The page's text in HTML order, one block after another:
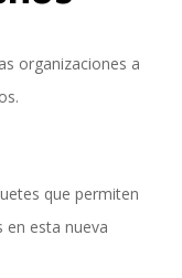
Sap
Central
Central Payroll
organizaciones a
que permiten
en esta nueva